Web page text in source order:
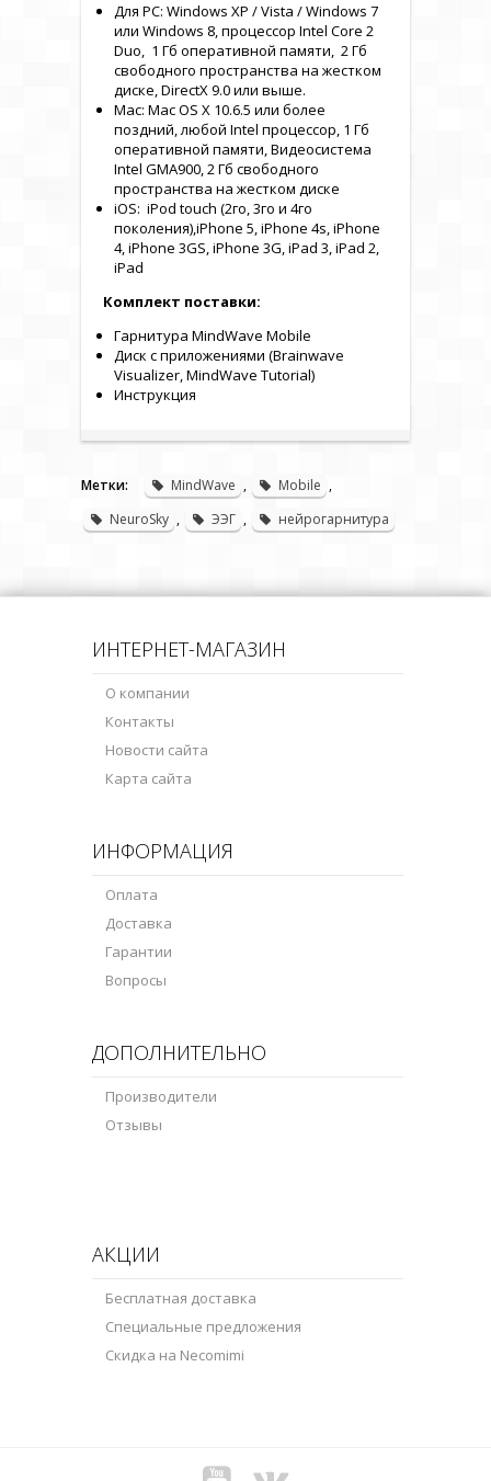
Для PC: Windows XP / Vista / Windows 7
или Windows 8, процессор Intel Core 2
Duo, 1 Гб оперативной памяти, 2 Гб
свободного пространства на жестком
диске, DirectX 9.0 или выше.
Mac: Mac OS X 10.6.5 или более
поздний, любой Intel процессор, 1 Гб
оперативной памяти, Видеосистема
Intel GMA900, 2 Гб свободного
пространства на жестком диске
iOS: iPod touch (2го, 3го и 4го
поколения),iPhone 5, iPhone 4s, iPhone
4, iPhone 3GS, iPhone 3G, iPad 3, iPad 2,
iPad
Комплект поставки:
Гарнитура MindWave Mobile
Диск с приложениями (Brainwave
Visualizer, MindWave Tutorial)
Инструкция
Метки: MindWave , Mobile ,
NeuroSky , ЭЭГ , нейрогарнитура
ИНТЕРНЕТ-МАГАЗИН
О компании
Контакты
Новости сайта
Карта сайта
ИНФОРМАЦИЯ
Оплата
Доставка
Гарантии
Вопросы
ДОПОЛНИТЕЛЬНО
Производители
Отзывы
АКЦИИ
Бесплатная доставка
Специальные предложения
Скидка на Necomimi